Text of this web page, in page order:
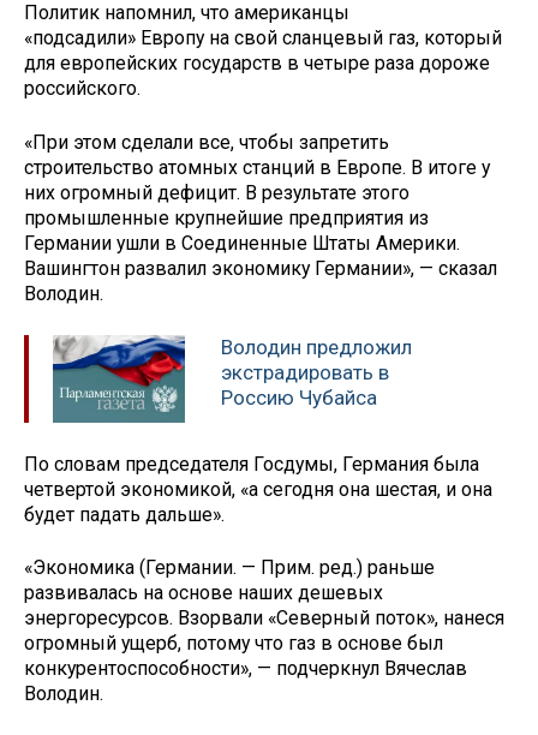
Политик напомнил, что американцы
«подсадили» Европу на свой сланцевый газ, который
для европейских государств в четыре раза дороже
российского.
«При этом сделали все, чтобы запретить
строительство атомных станций в Европе. В итоге у
них огромный дефицит. В результате этого
промышленные крупнейшие предприятия из
Германии ушли в Соединенные Штаты Америки.
Вашингтон развалил экономику Германии», — сказал
Володин.
Володин предложил
экстрадировать в
Россию Чубайса
По словам председателя Госдумы, Германия была
четвертой экономикой, «а сегодня она шестая, и она
будет падать дальше».
«Экономика (Германии. — Прим. ред.) раньше
развивалась на основе наших дешевых
энергоресурсов. Взорвали «Северный поток», нанеся
огромный ущерб, потому что газ в основе был
конкурентоспособности», — подчеркнул Вячеслав
Володин.